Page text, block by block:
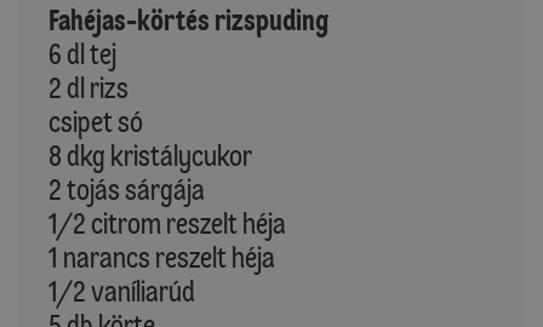
Fahéjas-körtés rizspuding
6 dl tej
2 dl rizs
csipet só
8 dkg kristálycukor
2 tojás sárgája
1/2 citrom reszelt héja
1 narancs reszelt héja
1/2 vaníliarúd